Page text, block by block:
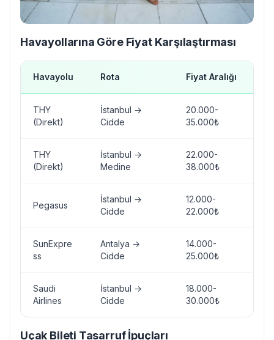
Havayollarına Göre Fiyat Karşılaştırması
Havayolu Rota Fiyat Aralığı
THY
(Direkt)
İstanbul →
Cidde
20.000-
35.000₺
THY
(Direkt)
İstanbul →
Medine
22.000-
38.000₺
Pegasus
İstanbul →
Cidde
12.000-
22.000₺
SunExpre
ss
Antalya →
Cidde
14.000-
25.000₺
Saudi
Airlines
İstanbul →
Cidde
18.000-
30.000₺
Uçak Bileti Tasarruf İpuçları